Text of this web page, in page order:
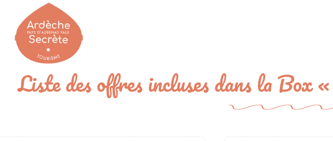
contenu
Liste des offres incluses dans la Box